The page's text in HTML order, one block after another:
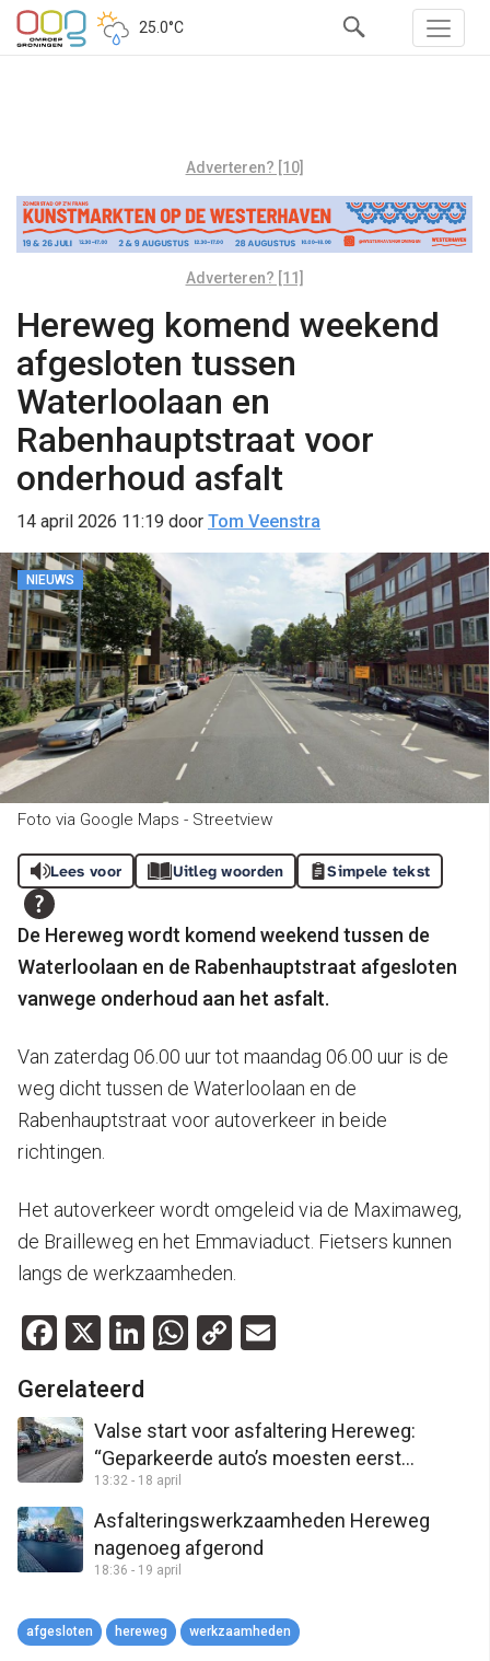
25.0°C
Adverteren? [10]
Adverteren? [11]
Hereweg komend weekend
afgesloten tussen
Waterloolaan en
Rabenhauptstraat voor
onderhoud asfalt
14 april 2026 11:19 door Tom Veenstra
NIEUWS
Foto via Google Maps - Streetview
Lees voor Uitleg woorden Simpele tekst
De Hereweg wordt komend weekend tussen de
Waterloolaan en de Rabenhauptstraat afgesloten
vanwege onderhoud aan het asfalt.
Van zaterdag 06.00 uur tot maandag 06.00 uur is de
weg dicht tussen de Waterloolaan en de
Rabenhauptstraat voor autoverkeer in beide
richtingen.
Het autoverkeer wordt omgeleid via de Maximaweg,
de Brailleweg en het Emmaviaduct. Fietsers kunnen
langs de werkzaamheden.
Facebook
X LinkedIn
WhatsApp
Copy
Gerelateerd
Valse start voor asfaltering Hereweg:
“Geparkeerde auto’s moesten eerst
weggesleept worden”
13:32 - 18 april
Asfalteringswerkzaamheden Hereweg
nagenoeg afgerond
18:36 - 19 april
afgesloten hereweg werkzaamheden